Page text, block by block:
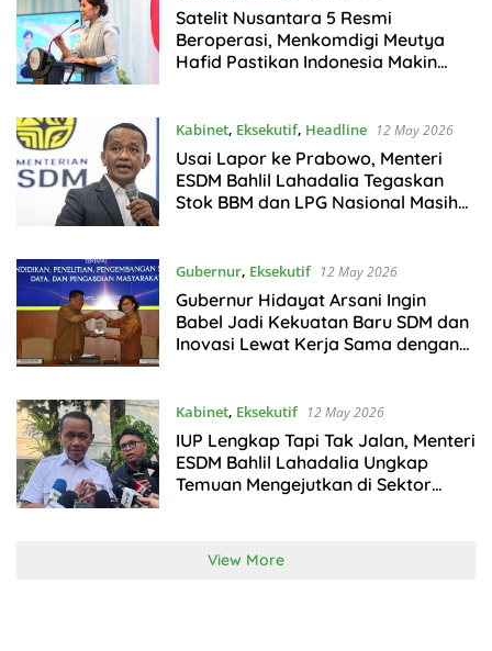
Satelit Nusantara 5 Resmi
Beroperasi, Menkomdigi Meutya
Hafid Pastikan Indonesia Makin
Kabinet, Eksekutif, Headline 12 May 2026
Usai Lapor ke Prabowo, Menteri
ESDM Bahlil Lahadalia Tegaskan
Stok BBM dan LPG Nasional Masih
Gubernur, Eksekutif 12 May 2026
Gubernur Hidayat Arsani Ingin
Babel Jadi Kekuatan Baru SDM dan
Inovasi Lewat Kerja Sama dengan
Kabinet, Eksekutif 12 May 2026
IUP Lengkap Tapi Tak Jalan, Menteri
ESDM Bahlil Lahadalia Ungkap
Temuan Mengejutkan di Sektor
View More